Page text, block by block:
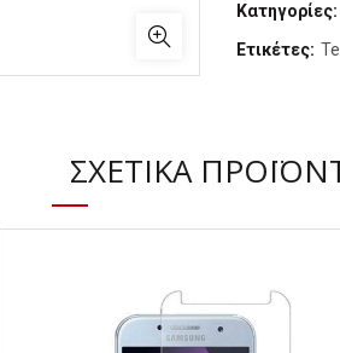
Κατηγορίες:
Ετικέτες:
ΣΧΕΤΙΚΆ